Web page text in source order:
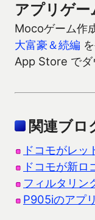
アプリゲー
Mocoゲーム作
大富豪＆続編
App Store でダ
関連ブロ
ドコモがレッ
ドコモが新ロ
フィルタリン
P905iのアプ